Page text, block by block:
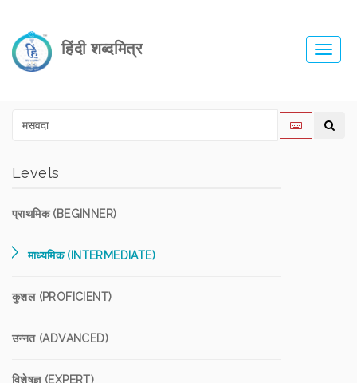
हिंदी शब्दमित्र
Levels
प्राथमिक (BEGINNER)
माध्यमिक (INTERMEDIATE)
कुशल (PROFICIENT)
उन्नत (ADVANCED)
विशेषज्ञ (EXPERT)